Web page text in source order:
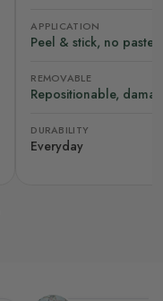
APPLICATION
Peel & stick, no paste
REMOVABLE
Repositionable,
DURABILITY
Everyday